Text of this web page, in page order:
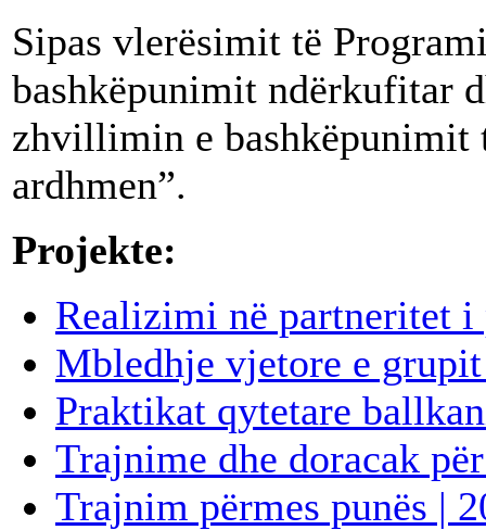
Sipas vlerësimit të
bashkëpunimit ndërkufitar
zhvillimin e bashkëpunimit
ardhmen”.
Projekte:
Realizimi në partneritet
Mbledhje vjetore e
Praktikat qytetare
Trajnime dhe doracak
Trajnim përmes punës |